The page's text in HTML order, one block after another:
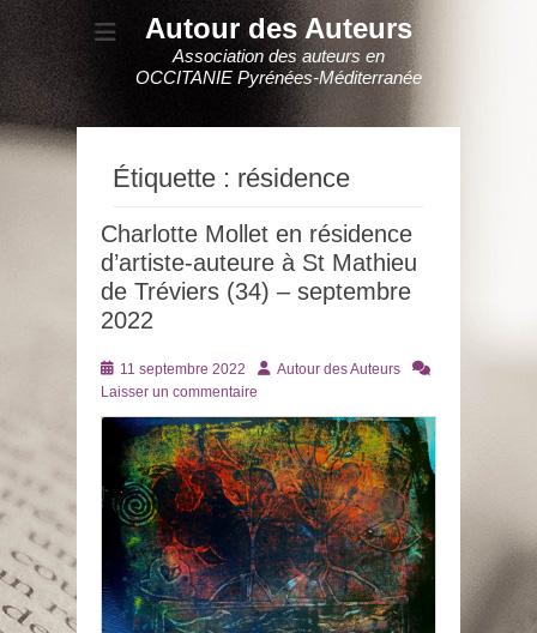
Autour des Auteurs
Association des auteurs en
OCCITANIE Pyrénées-Méditerranée
Étiquette : résidence
Charlotte Mollet en résidence
d’artiste-auteure à St Mathieu
de Tréviers (34) – septembre
2022
Posté
le
11 septembre 2022 AuteurAutour des Auteurs
Laisser un commentaire